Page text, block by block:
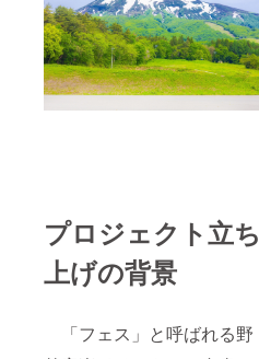
プロジェクト立ち
上げの背景
「フェス」と呼ばれる野